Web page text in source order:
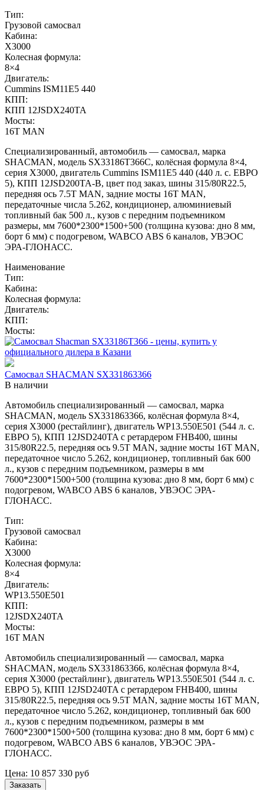
Тип:
Грузовой самосвал
Кабина:
X3000
Колесная формула:
8×4
Двигатель:
Cummins ISM11E5 440
КПП:
КПП 12JSDX240TA
Мосты:
16T MAN
Специализированный, автомобиль — самосвал, марка
SHACMAN, модель SX33186T366С, колёсная формула 8×4,
серия X3000, двигатель Cummins ISM11E5 440 (440 л. с. ЕВРО
5), КПП 12JSD200TA-В, цвет под заказ, шины 315/80R22.5,
передняя ось 7.5T MAN, задние мосты 16T MAN,
передаточные числа 5.262, кондиционер, алюминиевый
топливный бак 500 л., кузов с передним подъемником
размеры, мм 7600*2300*1500+500 (толщина кузова: дно 8 мм,
борт 6 мм) с подогревом, WABCO ABS 6 каналов, УВЭОС
ЭРА-ГЛОНАСС.
Наименование
Тип:
Кабина:
Колесная формула:
Двигатель:
КПП:
Мосты:
Самосвал SHACMAN SX331863366
В наличии
Автомобиль специализированный — самосвал, марка
SHACMAN, модель SX331863366, колёсная формула 8×4,
серия X3000 (рестайлинг), двигатель WP13.550E501 (544 л. с.
ЕВРО 5), КПП 12JSD240TA с ретардером FHB400, шины
315/80R22.5, передняя ось 9.5T MAN, задние мосты 16T MAN,
передаточное число 5.262, кондиционер, топливный бак 600
л., кузов с передним подъемником, размеры в мм
7600*2300*1500+500 (толщина кузова: дно 8 мм, борт 6 мм) с
подогревом, WABCO ABS 6 каналов, УВЭОС ЭРА-
ГЛОНАСС.
Тип:
Грузовой самосвал
Кабина:
X3000
Колесная формула:
8×4
Двигатель:
WP13.550E501
КПП:
12JSDX240TA
Мосты:
16T MAN
Автомобиль специализированный — самосвал, марка
SHACMAN, модель SX331863366, колёсная формула 8×4,
серия X3000 (рестайлинг), двигатель WP13.550E501 (544 л. с.
ЕВРО 5), КПП 12JSD240TA с ретардером FHB400, шины
315/80R22.5, передняя ось 9.5T MAN, задние мосты 16T MAN,
передаточное число 5.262, кондиционер, топливный бак 600
л., кузов с передним подъемником, размеры в мм
7600*2300*1500+500 (толщина кузова: дно 8 мм, борт 6 мм) с
подогревом, WABCO ABS 6 каналов, УВЭОС ЭРА-
ГЛОНАСС.
Цена: 10 857 330 руб
Заказать